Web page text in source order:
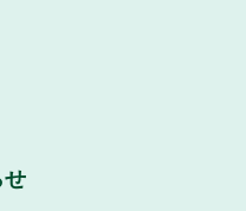
せ